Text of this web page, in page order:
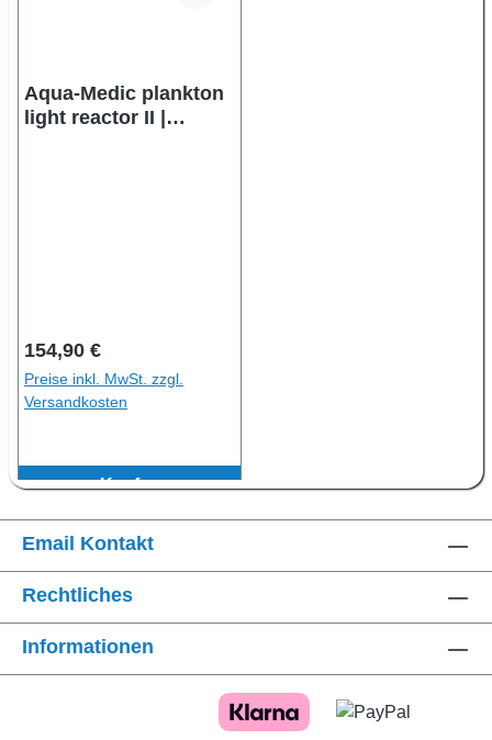
Aqua-Medic plankton
light reactor II |
Regulärer Preis:
154,90 €
Preise inkl. MwSt. zzgl.
Versandkosten
Kaufen
Email Kontakt
Rechtliches
Informationen